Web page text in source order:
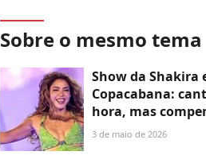
Sobre o mesmo tema
Show da Shakira
Copacabana:
hora, mas
espetáculo
3 de maio de 2026